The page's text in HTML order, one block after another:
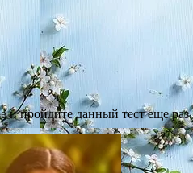
и пройдите данный тест еще раз.